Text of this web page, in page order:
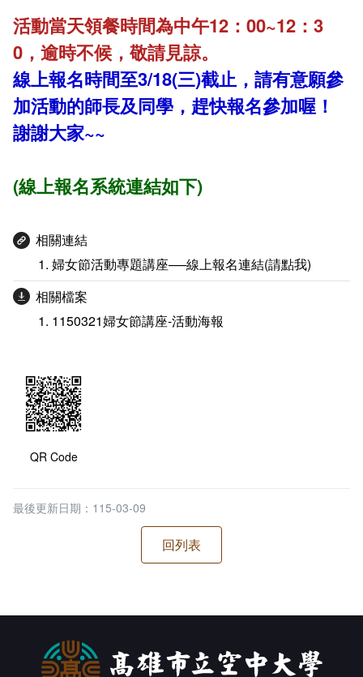
活動當天領餐時間為中午12：00~12：3
0，逾時不候，敬請見諒。
線上報名時間至3/18(三)截止，請有意願參
加活動的師長及同學，趕快報名參加喔！
謝謝大家~~
(線上報名系統連結如下)
相關連結
婦女節活動專題講座──線上報名連結(請點我)
相關檔案
1150321婦女節講座-活動海報
QR Code
最後更新日期：115-03-09